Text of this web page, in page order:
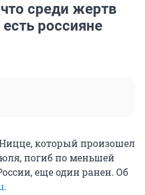
среди жертв
россияне
который произошел
погиб по меньшей
еще один ранен. Об
.